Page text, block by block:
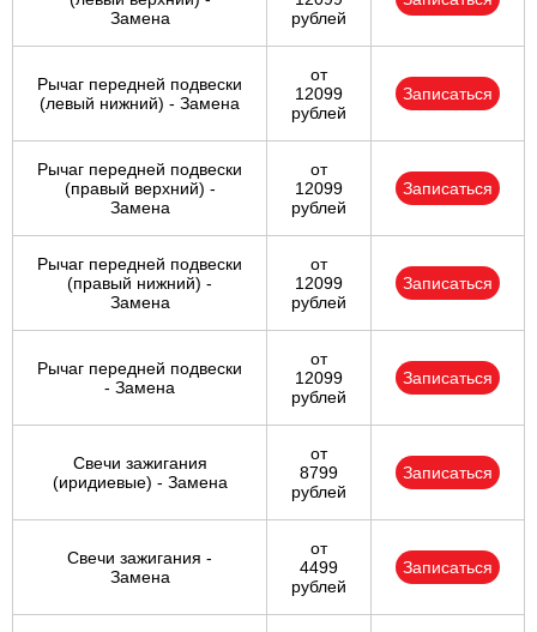
Замена
рублей
Рычаг передней подвески
(левый нижний) - Замена
от
12099
рублей
Записаться
Рычаг передней подвески
(правый верхний) -
Замена
от
12099
рублей
Записаться
Рычаг передней подвески
(правый нижний) -
Замена
от
12099
рублей
Записаться
Рычаг передней подвески
- Замена
от
12099
рублей
Записаться
Свечи зажигания
(иридиевые) - Замена
от
8799
рублей
Записаться
Свечи зажигания -
Замена
от
4499
рублей
Записаться